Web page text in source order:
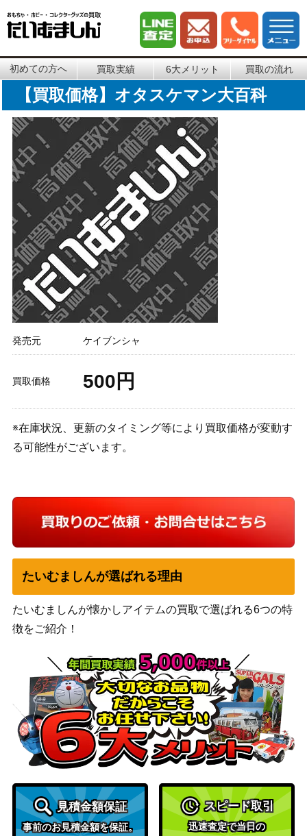
初めての方へ 買取実績 6大メリット 買取の流れ
【買取価格】オタスケマン大百科
発売元 ケイブンシャ
買取価格 500円
※在庫状況、更新のタイミング等により買取価格が変動す
る可能性がございます。
たいむましんが選ばれる理由
たいむましんが懐かしアイテムの買取で選ばれる6つの特
徴をご紹介！
見積金額保証
事前のお見積金額を保証。
スピード取引
迅速査定で当日の